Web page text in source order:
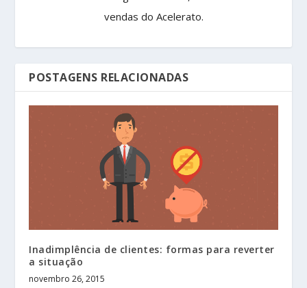
vendas do Acelerato.
POSTAGENS RELACIONADAS
Inadimplência de clientes: formas para reverter
a situação
novembro 26, 2015